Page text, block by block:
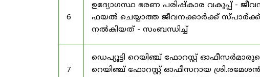
6
ഉദ്യോഗസ്ഥ ഭരണ പരിഷ്കാര വകുപ്പ് -
ഫയൽ ചെയ്യാത്ത ജീവനക്കാർക്ക് സ്പാർക്ക്
നൽകിയത് - സംബന്ധിച്ച്
7
ഡെപ്യൂട്ടി റെയിഞ്ച് ഫോറസ്റ്റ്
റെയിഞ്ച് ഫോറസ്റ്റ് ഓഫീസറായ